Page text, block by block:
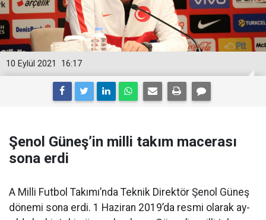
16:17
10 Eylül 2021
Şenol Güneş’in milli takım macerası
sona erdi
A Milli Futbol Takımı’nda Teknik Direktör Şenol Güneş
dönemi sona erdi. 1 Haziran 2019’da resmi olarak ay-